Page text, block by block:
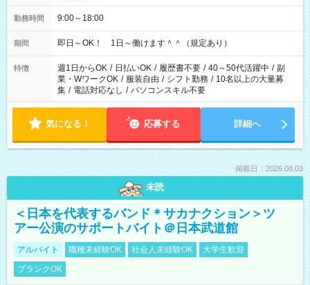
勤務時間 9:00～18:00
期間 即日～OK！ 1日～働けます＾＾（規定あり）
特徴 週1日からOK / 日払いOK / 履歴書不要 / 40～50代活躍中 / 副
業・WワークOK / 服装自由 / シフト勤務 / 10名以上の大量募
集 / 電話対応なし / パソコンスキル不要
気になる！ 応募する 詳細へ
掲載日：2026.08.03
未読
＜日本を代表するバンド＊サカナクション＞ツ
アー公演のサポートバイト＠日本武道館
アルバイト 職種未経験OK 社会人未経験OK
大学生歓迎
ブランクOK